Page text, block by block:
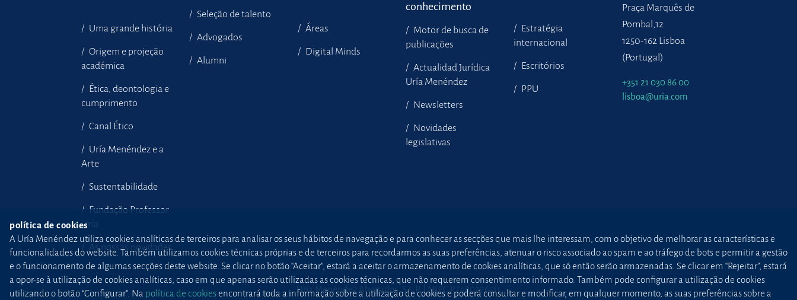
Uma grande história
Origem e projeção
académica
Ética, deontologia e
cumprimento
Canal Ético
Uría Menéndez e a
Arte
Sustentabilidade
Fundação Professor
Uría
As nossas novidades
Seleção de talento
Advogados
Alumni
Áreas
Digital Minds
conhecimento
Motor de busca de
publicações
Actualidad Jurídica
Uría Menéndez
Newsletters
Novidades
legislativas
Estratégia
internacional
Escritórios
PPU
Praça Marquês de
Pombal,12
1250-162 Lisboa
(Portugal)
+351 21 030 86 00
lisboa@uria.com
Uría Menéndez Abogados, S.L.P. | NIPC PT980226511
política de cookies
A Uría Menéndez utiliza cookies analíticas de terceiros para analisar os seus hábitos de navegação e para conhecer as secções que mais lhe interessam, com o objetivo de melhorar as características e
funcionalidades do website. Também utilizamos cookies técnicas próprias e de terceiros para recordarmos as suas preferências, atenuar o risco associado ao spam e ao tráfego de bots e permitir a gestão
e o funcionamento de algumas secções deste website. Se clicar no botão “Aceitar”, estará a aceitar o armazenamento de cookies analíticas, que só então serão armazenadas. Se clicar em “Rejeitar”, estará
a opor-se à utilização de cookies analíticas, caso em que apenas serão utilizadas as cookies técnicas, que não requerem consentimento informado. Também pode configurar a utilização de cookies
utilizando o botão “Configurar”. Na política de cookiesencontrará toda a informação sobre a utilização de cookies e poderá consultar e modificar, em qualquer momento, as suas preferências sobre a